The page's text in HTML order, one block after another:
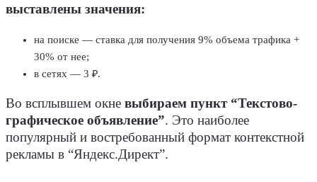
выставлены значения:
на поиске — ставка для получения 9% объема трафика +
30% от нее;
в сетях — 3 ₽.
Во всплывшем окне выбираем пункт “Текстово-
графическое объявление”. Это наиболее
популярный и востребованный формат контекстной
рекламы в “Яндекс.Директ”.